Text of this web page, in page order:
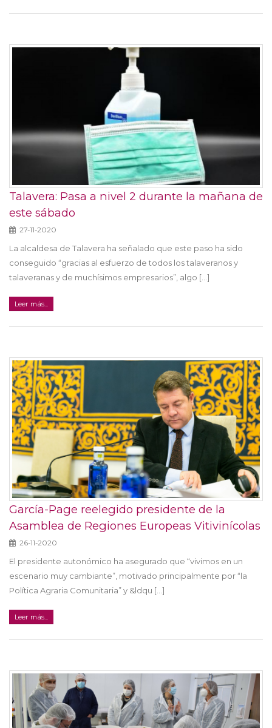
Talavera: Pasa a nivel 2 durante la mañana de
este sábado
27-11-2020
La alcaldesa de Talavera ha señalado que este paso ha sido
conseguido “gracias al esfuerzo de todos los talaveranos y
talaveranas y de muchísimos empresarios”, algo [...]
Leer más...
García-Page reelegido presidente de la
Asamblea de Regiones Europeas Vitivinícolas
26-11-2020
El presidente autonómico ha asegurado que “vivimos en un
escenario muy cambiante”, motivado principalmente por “la
Política Agraria Comunitaria” y &ldqu [...]
Leer más...